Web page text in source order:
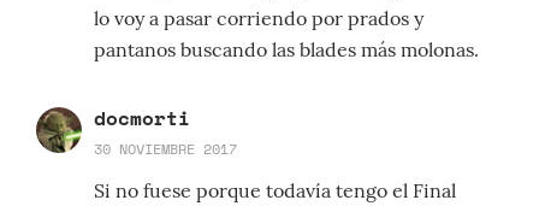
lo voy a pasar corriendo por prados y
pantanos buscando las blades más molonas.
docmorti
30 NOVIEMBRE 2017
Si no fuese porque todavía tengo el Final